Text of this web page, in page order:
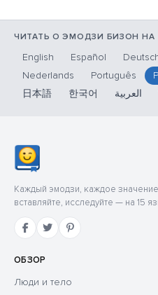
ЧИТАТЬ О ЭМОДЗИ БИЗОН НА
English Español
Nederlands
Português
日本語
한국어 العربية
Каждый эмодзи, каждое
вставляйте, исследуйте — на 15
ОБЗОР
Люди и тело